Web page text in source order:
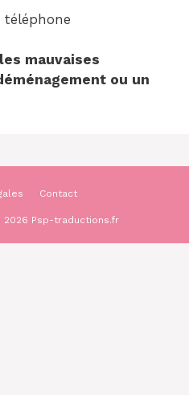
les mauvaises
ou un
Contact
Psp-traductions.fr